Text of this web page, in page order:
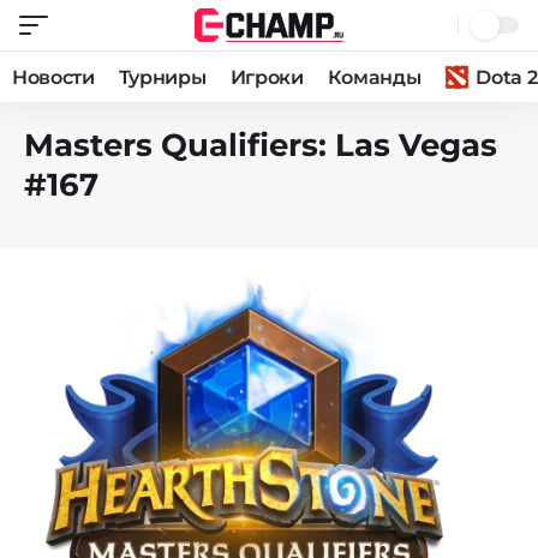
Новости Турниры Игроки Команды Dota 2
Masters Qualifiers: Las Vegas
#167